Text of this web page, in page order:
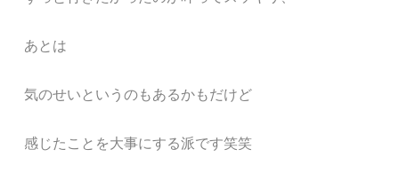
あとは
気のせいというのもあるかもだけど
感じたことを大事にする派です笑笑